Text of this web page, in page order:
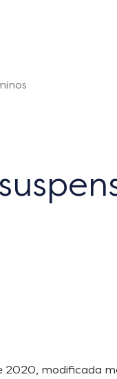
2020, modificada